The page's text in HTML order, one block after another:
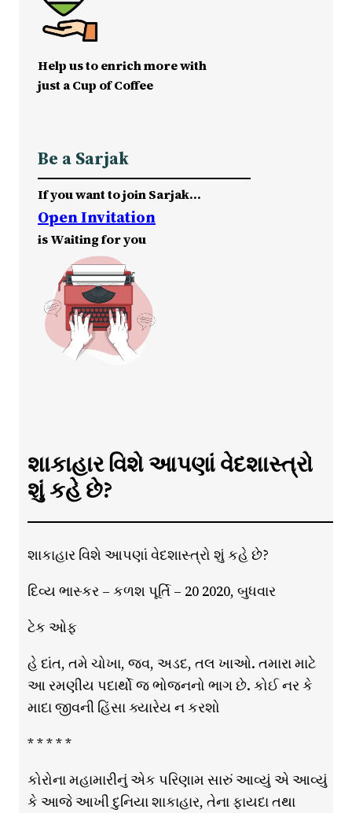
Help us to enrich more with
just a Cup of Coffee
Be a Sarjak
If you want to join Sarjak…
Open Invitation
is Waiting for you
શાકાહાર વિશે આપણાં વેદશાસ્ત્રો
શું કહે છે?
શાકાહાર વિશે આપણાં વેદશાસ્ત્રો શું કહે છે?
દિવ્ય ભાસ્કર – કળશ પૂર્તિ – 20 2020, બુધવાર
ટેક ઓફ
હે દાંત, તમે ચોખા, જવ, અડદ, તલ ખાઓ. તમારા માટે
આ રમણીય પદાર્થો જ ભોજનનો ભાગ છે. કોઈ નર કે
માદા જીવની હિંસા ક્યારેય ન કરશો
* * * * *
કોરોના મહામારીનું એક પરિણામ સારું આવ્યું એ આવ્યું
કે આજે આખી દુનિયા શાકાહાર, તેના ફાયદા તથા